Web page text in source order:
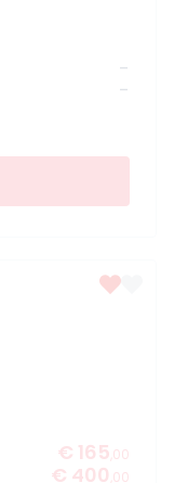
-
-
€ 165 ,00
€ 400 ,00